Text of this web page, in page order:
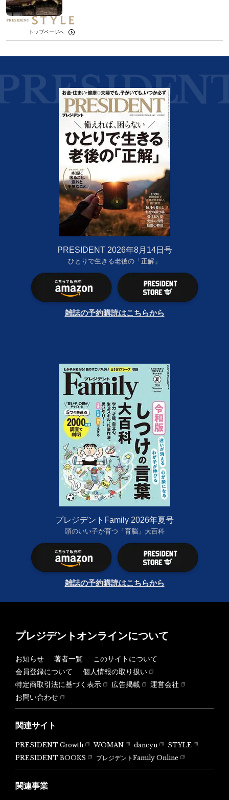
トップページへ
PRESIDENT 2026年8月14日号
ひとりで生きる老後の「正解」
雑誌の予約購読はこちらから
プレジデントFamily 2026年夏号
頭のいい子が育つ「育脳」大百科
雑誌の予約購読はこちらから
プレジデントオンラインについて
お知らせ 著者一覧
このサイトについて
会員登録について
個人情報の取り扱い
特定商取引法に基づく表示
広告掲載
運営会社
お問い合わせ
関連サイト
PRESIDENT Growth WOMAN dancyu
STYLE
PRESIDENT BOOKS
プレジデントFamily Online
関連事業